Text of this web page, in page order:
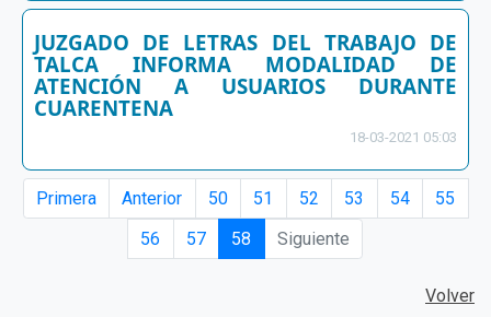
JUZGADO DE LETRAS DEL TRABAJO DE
TALCA INFORMA MODALIDAD DE
ATENCIÓN A USUARIOS DURANTE
CUARENTENA
18-03-2021 05:03
Primera Anterior 50 51 52 53 54
55
56
57 58 Siguiente
Volver